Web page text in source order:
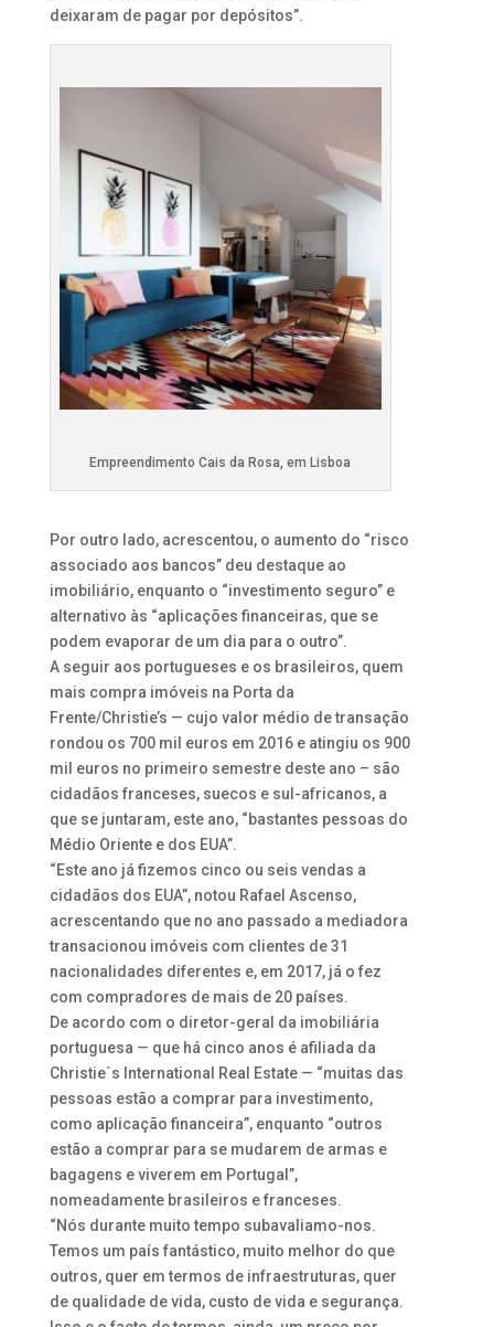
deixaram de pagar por depósitos”.
Empreendimento Cais da Rosa, em Lisboa
Por outro lado, acrescentou, o aumento do “risco
associado aos bancos” deu destaque ao
imobiliário, enquanto o “investimento seguro” e
alternativo às “aplicações financeiras, que se
podem evaporar de um dia para o outro”.
A seguir aos portugueses e os brasileiros, quem
mais compra imóveis na Porta da
Frente/Christie’s — cujo valor médio de transação
rondou os 700 mil euros em 2016 e atingiu os 900
mil euros no primeiro semestre deste ano – são
cidadãos franceses, suecos e sul-africanos, a
que se juntaram, este ano, “bastantes pessoas do
Médio Oriente e dos EUA”.
“Este ano já fizemos cinco ou seis vendas a
cidadãos dos EUA”, notou Rafael Ascenso,
acrescentando que no ano passado a mediadora
transacionou imóveis com clientes de 31
nacionalidades diferentes e, em 2017, já o fez
com compradores de mais de 20 países.
De acordo com o diretor-geral da imobiliária
portuguesa — que há cinco anos é afiliada da
Christie´s International Real Estate — “muitas das
pessoas estão a comprar para investimento,
como aplicação financeira”, enquanto “outros
estão a comprar para se mudarem de armas e
bagagens e viverem em Portugal”,
nomeadamente brasileiros e franceses.
“Nós durante muito tempo subavaliamo-nos.
Temos um país fantástico, muito melhor do que
outros, quer em termos de infraestruturas, quer
de qualidade de vida, custo de vida e segurança.